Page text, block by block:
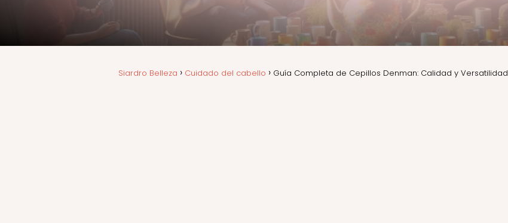
Siardro Belleza Cuidado del cabello Guía Completa de Cepillos Denman: Calidad y Versatilidad